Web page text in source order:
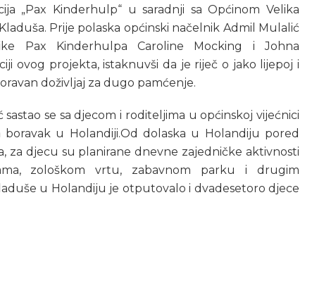
„Pax Kinderhulp“ u saradnji sa Općinom Velika
Prije polaska općinski načelnik Admil Mulalić
Pax Kinderhulpa Caroline Mocking i Johna
ovog projekta, istaknuvši da je riječ o jako lijepoj i
doživljaj za dugo pamćenje.
se sa djecom i roditeljima u općinskoj vijećnici
u Holandiji.Od dolaska u Holandiju pored
za djecu su planirane dnevne zajedničke aktivnosti
zološkom vrtu, zabavnom parku i drugim
u Holandiju je otputovalo i dvadesetoro djece